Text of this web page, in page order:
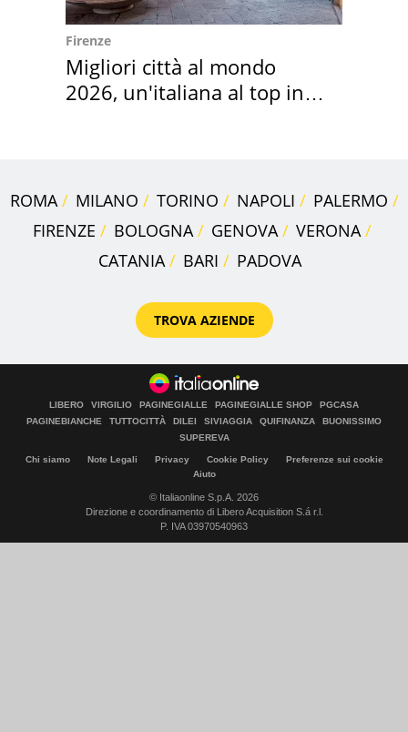
Firenze
Migliori città al mondo
2026, un'italiana al top in
ROMA MILANO TORINO NAPOLI
PALERMO
FIRENZE
BOLOGNA GENOVA
VERONA
CATANIA
BARI PADOVA
TROVA AZIENDE
LIBERO VIRGILIO PAGINEGIALLE PAGINEGIALLE SHOP
PGCASA
PAGINEBIANCHE
TUTTOCITTÀ DILEI SIVIAGGIA QUIFINANZA
BUONISSIMO
SUPEREVA
Chi siamo Note Legali Privacy Cookie Policy
Preferenze sui cookie
Aiuto
© Italiaonline S.p.A. 2026
Direzione e coordinamento di Libero Acquisition S.á r.l.
P. IVA 03970540963